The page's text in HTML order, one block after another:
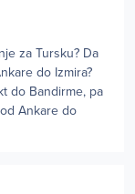
za Tursku? Da
do Izmira?
do Bandirme, pa
Ankare do